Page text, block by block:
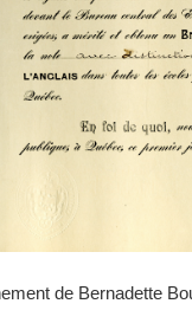
de Bernadette